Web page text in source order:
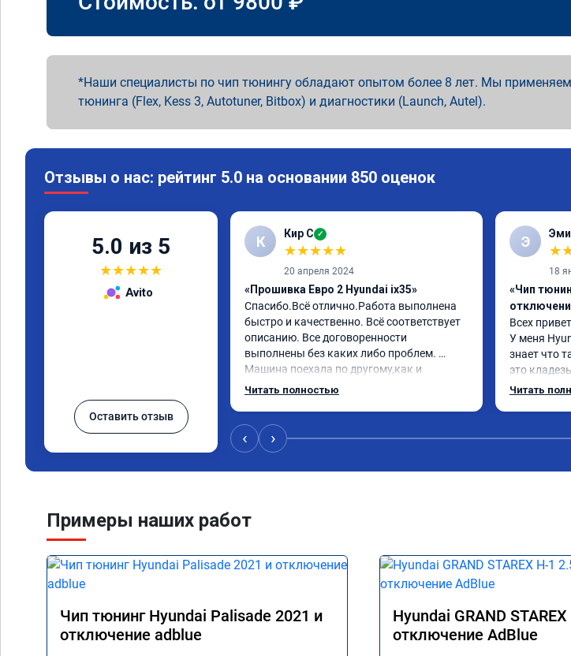
Наши специалисты по чип тюнингу обладают опытом более 8 лет. Мы
тюнинга (Flex, Kess 3, Autotuner, Bitbox) и диагностики (Launch, Autel).
Отзывы о нас: рейтинг 5.0 на основании 850 оценок
5.0 из 5
★★★★★
Avito
Оставить отзыв
К Кир С ✓
★★★★★
20 апреля 2024
«Прошивка Евро 2 Hyundai ix35»
Спасибо.Всё отлично.Работа выполнена
быстро и качественно. Всё соответствует
описанию. Все договоренности
выполнены без каких либо проблем.
Машина поехала по другому,как и
обещали. Всё понравилось. Рекомендую
Читать полностью
Э
★
18
«Чип
Всех
У меня
знает что
это
газов, там
В общем
Читать
‹ ›
Примеры наших работ
Чип тюнинг Hyundai Palisade 2021 и
отключение adblue
Hyundai GRAND
отключение AdBlue